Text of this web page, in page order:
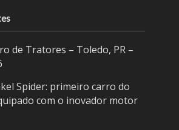
de Tratores – Toledo, PR –
Spider: primeiro carro do
com o inovador motor